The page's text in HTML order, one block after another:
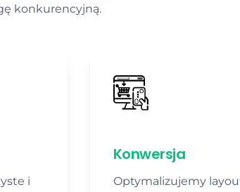
konkurencyjną.
i
Konwersja
Optymalizujemy